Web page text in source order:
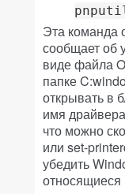
Эта команда
сообщает об
виде файла
папке
открывать в
имя
что можно
или set-
убедить
относящиеся